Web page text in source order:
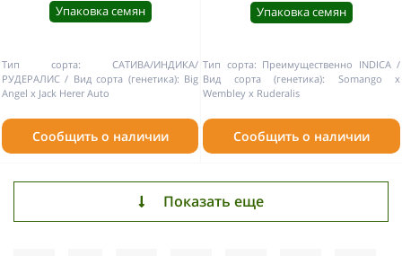
Упаковка семян
Тип сорта:
САТИВА/ИНДИКА/
РУДЕРАЛИС
Вид сорта (генетика): Big
Angel x Jack Herer Auto
Сообщить о наличии
Упаковка семян
Тип сорта: Преимущественно INDICA
Вид сорта (генетика):
Somango x
Wembley x Ruderalis
Сообщить о наличии
Показать еще